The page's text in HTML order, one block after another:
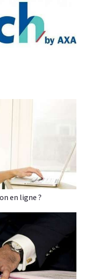
en ligne ?